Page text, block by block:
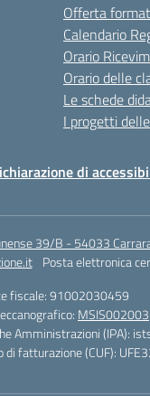
Offerta
Calendario
Orario
Orario delle
Le schede
I progetti
di
39/B - 54033
Posta elettronica
fiscale: 91002030459
MSIS002003
Amministrazioni (IPA):
di fatturazione (CUF):